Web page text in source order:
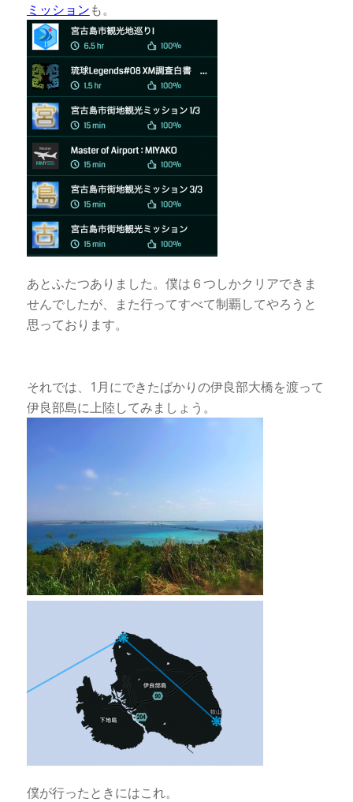
ミッションも。
あとふたつありました。僕は６つしかクリアできま
せんでしたが、また行ってすべて制覇してやろうと
思っております。
それでは、1月にできたばかりの伊良部大橋を渡って
伊良部島に上陸してみましょう。
僕が行ったときにはこれ。